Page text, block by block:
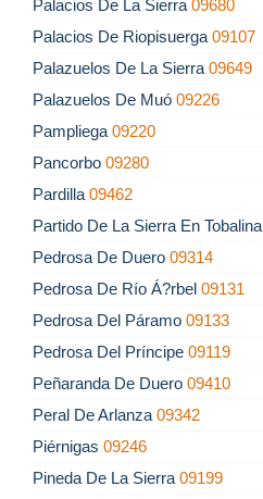
Palacios De La Sierra 09680
Palacios De Riopisuerga 09107
Palazuelos De La Sierra 09649
Palazuelos De Muó 09226
Pampliega 09220
Pancorbo 09280
Pardilla 09462
Partido De La Sierra En Tobalina
Pedrosa De Duero 09314
Pedrosa De Río Á?rbel 09131
Pedrosa Del Páramo 09133
Pedrosa Del Príncipe 09119
Peñaranda De Duero 09410
Peral De Arlanza 09342
Piérnigas 09246
Pineda De La Sierra 09199